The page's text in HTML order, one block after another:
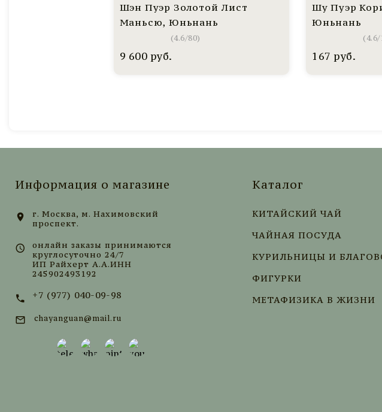
Шэн Пуэр Золотой Лист
Маньсю, Юньнань
(4.6/80)
9 600 руб.
Шу Пуэр
Юньнань
( 4.6/
167 руб.
Информация о магазине
г. Москва, м. Нахимовский
проспект.
онлайн заказы принимаются
круглосуточно 24/7
ИП Райхерт А.А.ИНН
245902493192
+7 (977) 040-09-98
chayanguan@mail.ru
Каталог
КИТАЙСКИЙ ЧАЙ
ЧАЙНАЯ ПОСУДА
КУРИЛЬНИЦЫ И
ФИГУРКИ
МЕТАФИЗИКА В ЖИЗНИ